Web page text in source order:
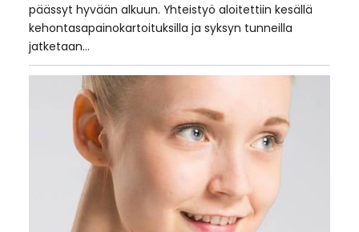
päässyt hyvään alkuun. Yhteistyö aloitettiin kesällä
kehontasapainokartoituksilla ja syksyn tunneilla
jatketaan…